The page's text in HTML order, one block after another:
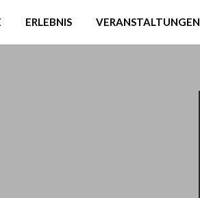
ERLEBNIS VERANSTALTUNGEN